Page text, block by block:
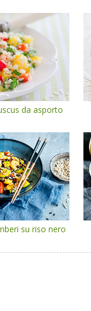
da asporto
su riso nero